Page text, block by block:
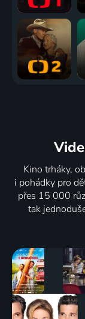
Kino trháky,
i pohádky pro
přes 15 000
tak